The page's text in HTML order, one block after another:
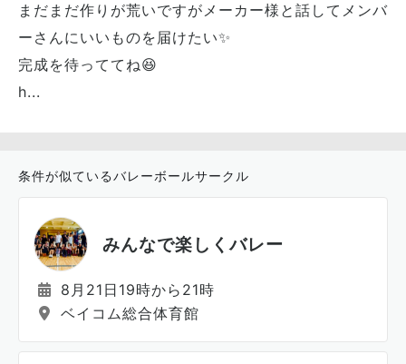
まだまだ作りが荒いですがメーカー様と話してメンバ
ーさんにいいものを届けたい✨
完成を待っててね😆
h...
条件が似ているバレーボールサークル
みんなで楽しくバレー
8月21日19時から21時
ベイコム総合体育館